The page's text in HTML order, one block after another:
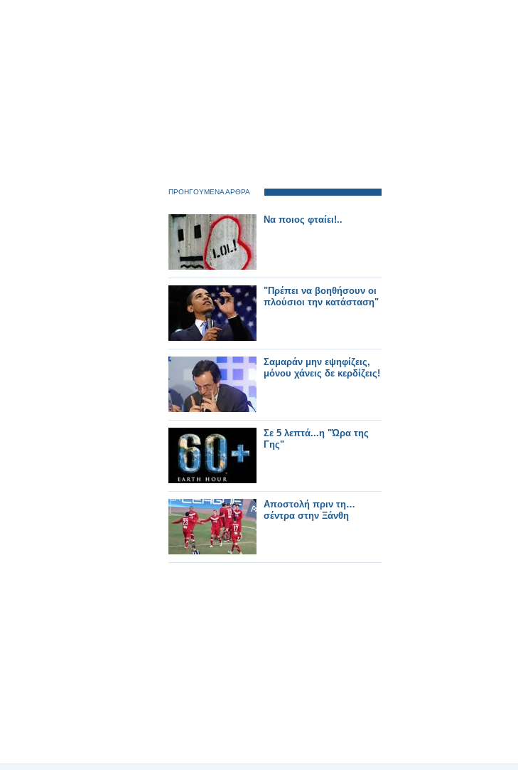
ΠΡΟΗΓΟΥΜΕΝΑ ΑΡΘΡΑ
Nα ποιος φταίει!..
"Πρέπει να βοηθήσουν οι
πλούσιοι την κατάσταση"
Σαμαράν μην εψηφίζεις,
μόνου χάνεις δε κερδίζεις!
Σε 5 λεπτά...η "Ώρα της
Γης"
Αποστολή πριν τη…
σέντρα στην Ξάνθη